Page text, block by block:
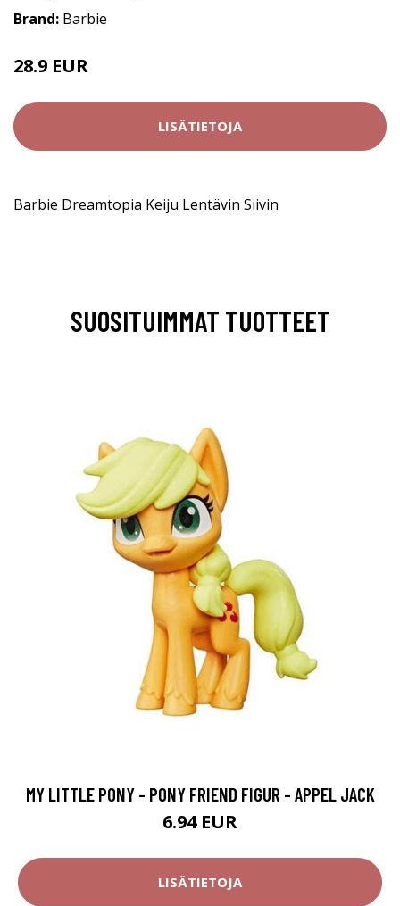
Brand: Barbie
28.9 EUR
LISÄTIETOJA
Barbie Dreamtopia Keiju Lentävin Siivin
SUOSITUIMMAT TUOTTEET
MY LITTLE PONY - PONY FRIEND FIGUR - APPEL JACK
6.94 EUR
LISÄTIETOJA